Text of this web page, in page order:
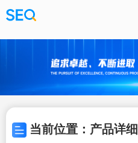
当前位置：产品详细